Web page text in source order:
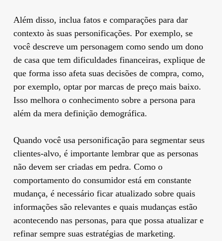
Além disso, inclua fatos e comparações para dar
contexto às suas personificações. Por exemplo, se
você descreve um personagem como sendo um dono
de casa que tem dificuldades financeiras, explique de
que forma isso afeta suas decisões de compra, como,
por exemplo, optar por marcas de preço mais baixo.
Isso melhora o conhecimento sobre a persona para
além da mera definição demográfica.
Quando você usa personificação para segmentar seus
clientes-alvo, é importante lembrar que as personas
não devem ser criadas em pedra. Como o
comportamento do consumidor está em constante
mudança, é necessário ficar atualizado sobre quais
informações são relevantes e quais mudanças estão
acontecendo nas personas, para que possa atualizar e
refinar sempre suas estratégias de marketing.